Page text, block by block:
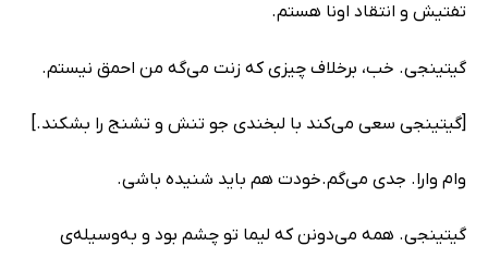
تفتیش و انتقاد اونا هستم.
گیتینجی. خب، برخلاف چیزی که زنت می‌گه من احمق نیستم.
[گیتینجی سعی می‌کند با لبخندی جو تنش و تشنج را بشکند.]
وام وارا. جدی می‌گم.خودت هم باید شنیده باشی.
گیتینجی. همه می‌دونن که لیما تو چشم بود و به‌وسیله‌ی